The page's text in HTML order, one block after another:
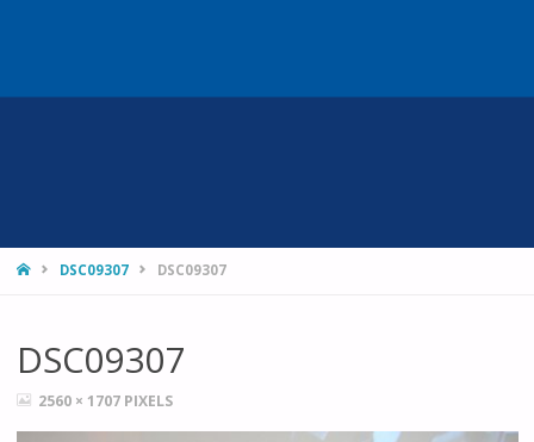
HOMEDSC09307 DSC09307
DSC09307
FULL2560 × 1707 PIXELS